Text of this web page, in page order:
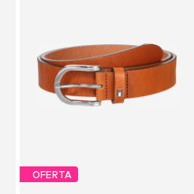
OFERTA